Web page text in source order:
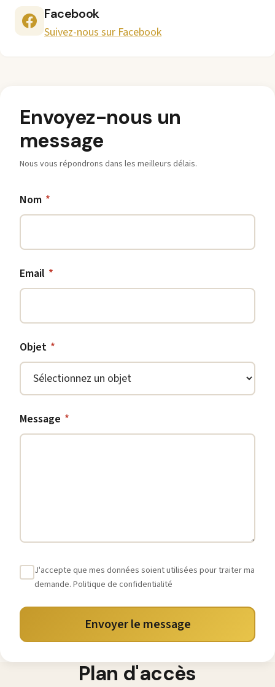
Facebook
Suivez-nous sur Facebook
Envoyez-nous un
message
Nous vous répondrons dans les meilleurs délais.
Nom *
Email *
Objet *
Message *
J'accepte que mes données soient utilisées pour traiter ma
demande. Politique de confidentialité
Envoyer le message
Plan d'accès